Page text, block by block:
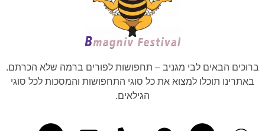
ברוכים הבאים לבי מגניב – תחפושות לפורים ברמה שלא הכרתם.
באתרינו תוכלו למצוא את כל סוגי התחפושות והמסכות לכל סוגי
הגילאים.